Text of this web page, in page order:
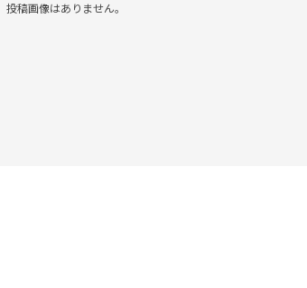
投稿画像はありません。